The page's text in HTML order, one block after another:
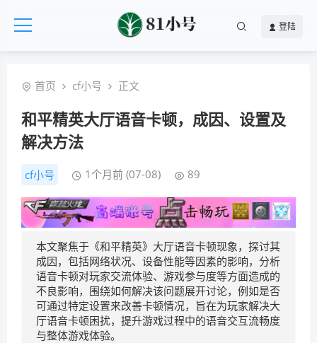
登陆
首页 cf小号 正文
和平精英大厅语音卡顿，成因、设置及
解决方法
cf小号 1个月前 (07-08) 89
本文聚焦于《和平精英》大厅语音卡顿现象，探讨其
成因，包括网络状况、设备性能等因素的影响，分析
语音卡顿对玩家交流体验、游戏参与度等方面造成的
不良影响，围绕如何解决该问题展开讨论，例如是否
可通过特定设置来改善卡顿情况，旨在为玩家解决大
厅语音卡顿困扰，提升游戏过程中的语音交互流畅度
与整体游戏体验。